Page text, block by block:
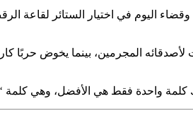
التكلفة، وبقالة رخيصة وغاز بسعر 2 دولار، يمكنك فقط الجلوس
المجرمين، بينما يخوض حربًا
كلمة واحدة فقط هي الأفضل، وهي كلمة